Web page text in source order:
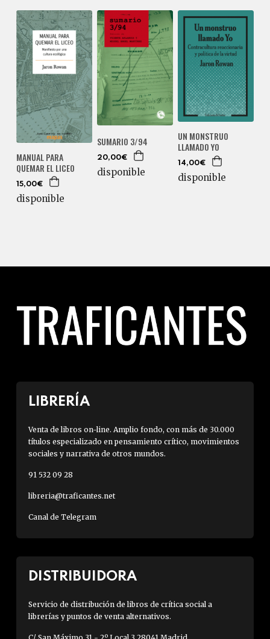
MANUAL PARA
QUEMAR EL LICEO
15,00€
disponible
SUMARIO 3/94
20,00€
disponible
UN MONSTRUO
LLAMADO YO
14,00€
disponible
LIBRERÍA
Venta de libros on-line. Amplio fondo, con más de 30.000
títulos especializado en pensamiento crítico, movimientos
sociales y narrativa de otros mundos.
91 532 09 28
libreria@traficantes.net
Canal de Telegram
DISTRIBUIDORA
Servicio de distribución de libros de crítica social a
librerías y puntos de venta alternativos.